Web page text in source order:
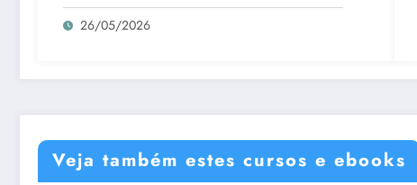
26/05/2026
Veja também estes cursos e ebooks